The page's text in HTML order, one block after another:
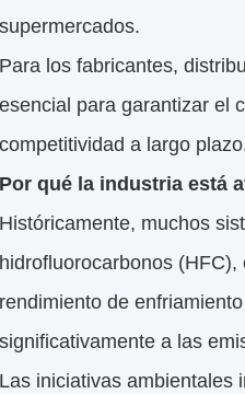
supermercados.
Para los fabricantes,
esencial para garantizar el
competitividad a largo
Por qué la industria está
Históricamente, muchos
hidrofluorocarbonos
rendimiento de
significativamente a las
Las iniciativas ambientales